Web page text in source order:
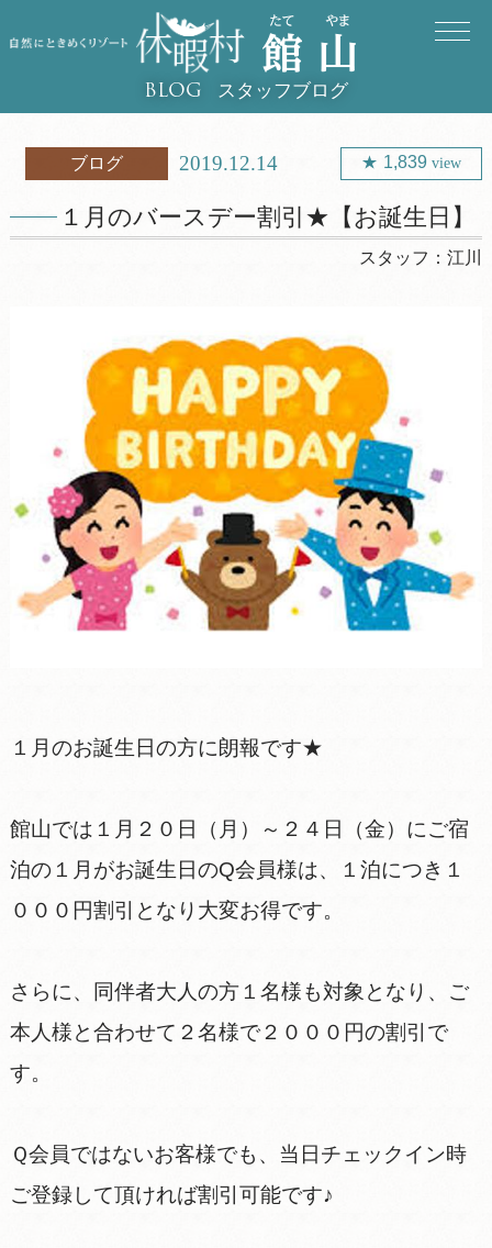
BLOG スタッフブログ
ブログ 2019.12.14 1,839view
１月のバースデー割引★【お誕生日】
スタッフ：江川
１月のお誕生日の方に朗報です★
館山では１月２０日（月）～２４日（金）にご宿
泊の１月がお誕生日のQ会員様は、１泊につき１
０００円割引となり大変お得です。
さらに、同伴者大人の方１名様も対象となり、ご
本人様と合わせて２名様で２０００円の割引で
す。
Ｑ会員ではないお客様でも、当日チェックイン時
ご登録して頂ければ割引可能です♪